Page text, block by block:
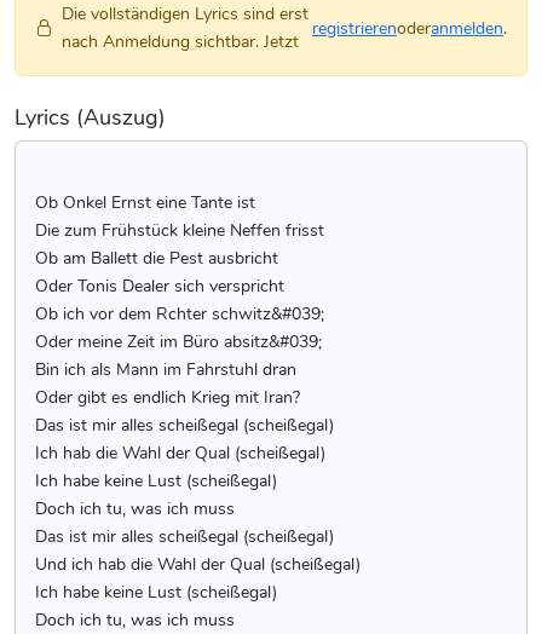
Die vollständigen Lyrics sind erst
nach Anmeldung sichtbar. Jetzt
registrierenoderanmelden.
Lyrics (Auszug)
Ob Onkel Ernst eine Tante ist
Die zum Frühstück kleine Neffen frisst
Ob am Ballett die Pest ausbricht
Oder Tonis Dealer sich verspricht
Ob ich vor dem Rchter schwitz&#039;
Oder meine Zeit im Büro absitz&#039;
Bin ich als Mann im Fahrstuhl dran
Oder gibt es endlich Krieg mit Iran?
Das ist mir alles scheißegal (scheißegal)
Ich hab die Wahl der Qual (scheißegal)
Ich habe keine Lust (scheißegal)
Doch ich tu, was ich muss
Das ist mir alles scheißegal (scheißegal)
Und ich hab die Wahl der Qual (scheißegal)
Ich habe keine Lust (scheißegal)
Doch ich tu, was ich muss